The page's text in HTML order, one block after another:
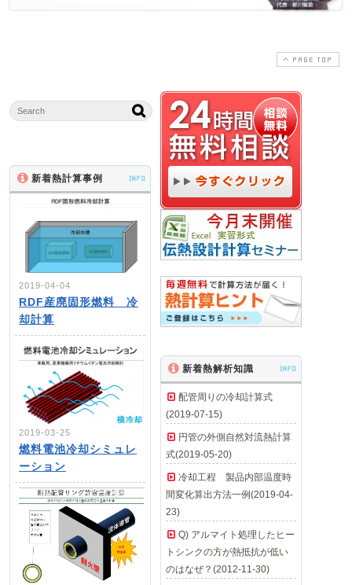
PAGE TOP
新着熱計算事例 INFO
2019-04-04
RDF産廃固形燃料 冷
却計算
2019-03-25
燃料電池冷却シミュレ
ーション
新着熱解析知識 INFO
配管周りの冷却計算式
(2019-07-15)
円管の外側自然対流熱計算
式(2019-05-20)
冷却工程 製品内部温度時
間変化算出方法一例(2019-04-
23)
Q) アルマイト処理したヒー
トシンクの方が熱抵抗が低い
のはなぜ？(2012-11-30)